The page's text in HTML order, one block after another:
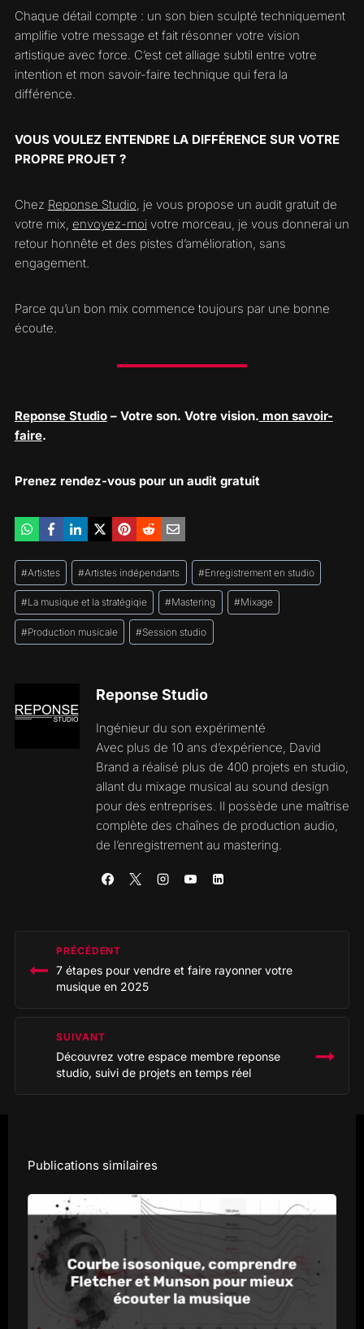
Chaque détail compte : un son bien sculpté techniquement
amplifie votre message et fait résonner votre vision
artistique avec force. C’est cet alliage subtil entre votre
intention et mon savoir-faire technique qui fera la
différence.
VOUS VOULEZ ENTENDRE LA DIFFÉRENCE SUR VOTRE
PROPRE PROJET ?
Chez Reponse Studio, je vous propose un audit gratuit de
votre mix, envoyez-moivotre morceau, je vous donnerai un
retour honnête et des pistes d’amélioration, sans
engagement.
Parce qu’un bon mix commence toujours par une bonne
écoute.
Reponse Studio– Votre son. Votre vision. mon savoir-
faire.
Prenez rendez-vous pour un audit gratuit
Étiquettes
de
la
publication :
#Artistes #Artistes indépendants #Enregistrement en studio
#La musique et la stratégiqie #Mastering #Mixage
#Production musicale #Session studio
Reponse Studio
Ingénieur du son expérimenté
Avec plus de 10 ans d’expérience, David
Brand a réalisé plus de 400 projets en studio,
allant du mixage musical au sound design
pour des entreprises. Il possède une maîtrise
complète des chaînes de production audio,
de l’enregistrement au mastering.
l’article
PRÉCÉDENT
7 étapes pour vendre et faire rayonner votre
musique en 2025
SUIVANT
Découvrez votre espace membre reponse
studio, suivi de projets en temps réel
Publications similaires